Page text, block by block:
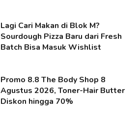
Lagi Cari Makan di Blok M?
Sourdough Pizza Baru dari Fresh
Batch Bisa Masuk Wishlist
Promo 8.8 The Body Shop 8
Agustus 2026, Toner-Hair Butter
Diskon hingga 70%